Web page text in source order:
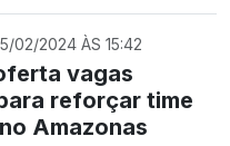
02/2024 ÀS 15:42
vagas
reforçar time
Amazonas